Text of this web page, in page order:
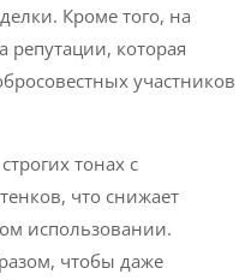
Кроме того, на
репутации, которая
участников
тонах с
что снижает
использовании.
чтобы даже